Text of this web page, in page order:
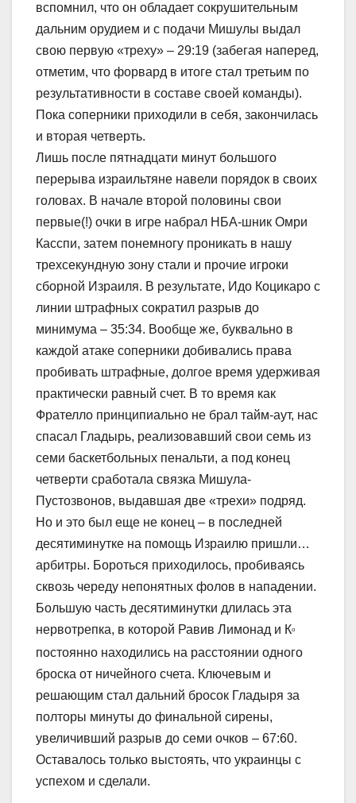
вспомнил, что он обладает сокрушительным
дальним орудием и с подачи Мишулы выдал
свою первую «треху» – 29:19 (забегая наперед,
отметим, что форвард в итоге стал третьим по
результативности в составе своей команды).
Пока соперники приходили в себя, закончилась
и вторая четверть.
Лишь после пятнадцати минут большого
перерыва израильтяне навели порядок в своих
головах. В начале второй половины свои
первые(!) очки в игре набрал НБА-шник Омри
Касспи, затем понемногу проникать в нашу
трехсекундную зону стали и прочие игроки
сборной Израиля. В результате, Идо Коцикаро с
линии штрафных сократил разрыв до
минимума – 35:34. Вообще же, буквально в
каждой атаке соперники добивались права
пробивать штрафные, долгое время удерживая
практически равный счет. В то время как
Фрателло принципиально не брал тайм-аут, нас
спасал Гладырь, реализовавший свои семь из
семи баскетбольных пенальти, а под конец
четверти сработала связка Мишула-
Пустозвонов, выдавшая две «трехи» подряд.
Но и это был еще не конец – в последней
десятиминутке на помощь Израилю пришли…
арбитры. Бороться приходилось, пробиваясь
сквозь череду непонятных фолов в нападении.
Большую часть десятиминутки длилась эта
нервотрепка, в которой Равив Лимонад и Ко
постоянно находились на расстоянии одного
броска от ничейного счета. Ключевым и
решающим стал дальний бросок Гладыря за
полторы минуты до финальной сирены,
увеличивший разрыв до семи очков – 67:60.
Оставалось только выстоять, что украинцы с
успехом и сделали.